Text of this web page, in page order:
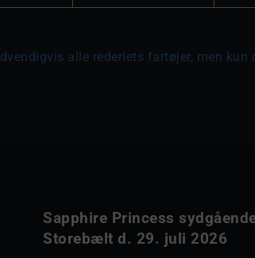
alle rederiets fartøjer, men
Sapphire Princess
Storebælt d. 29. juli 2026